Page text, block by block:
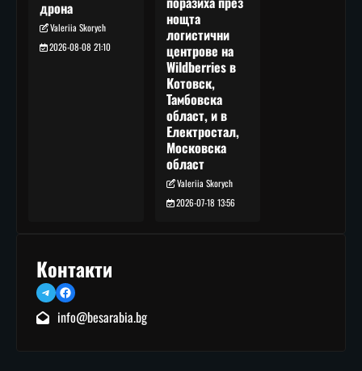
дрона
Valeriia Skorych
2026-08-08 21:10
нощта
логистични
центрове на
Wildberries в
Котовск,
Тамбовска
област, и в
Електростал,
Московска
област
Valeriia Skorych
2026-07-18 13:56
Контакти
TelegramFacebook
info@besarabia.bg